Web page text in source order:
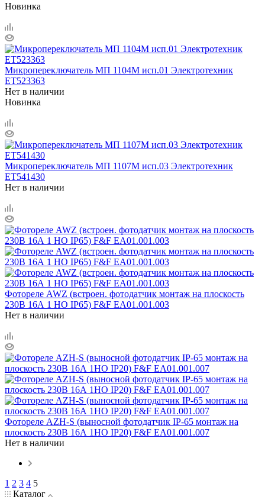
Новинка
Микропереключатель МП 1104М исп.01 Электротехник
ET523363
Нет в наличии
Новинка
Микропереключатель МП 1107М исп.03 Электротехник
ET541430
Нет в наличии
Фотореле AWZ (встроен. фотодатчик монтаж на плоскость
230В 16А 1 НО IP65) F&F EA01.001.003
Нет в наличии
Фотореле AZH-S (выносной фотодатчик IP-65 монтаж на
плоскость 230В 16А 1НО IP20) F&F EA01.001.007
Нет в наличии
1 2 3 4 5
Каталог